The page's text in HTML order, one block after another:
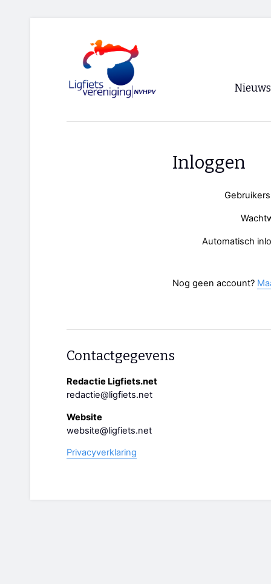
Nieuws
Inloggen
Automatisch
Nog geen account?
Contactgegevens
Redactie Ligfiets.net
redactie@ligfiets.net
Website
website@ligfiets.net
Privacyverklaring